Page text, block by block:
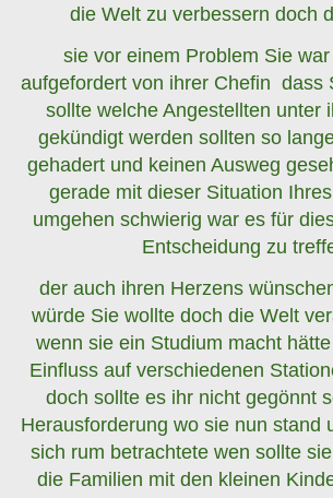
die Welt zu verbessern doch
sie vor einem Problem Sie war
aufgefordert von ihrer Chefin dass
sollte welche Angestellten unter
gekündigt werden sollten so
gehadert und keinen Ausweg
gerade mit dieser Situation
umgehen schwierig war es für
Entscheidung zu
der auch ihren Herzens
würde Sie wollte doch die Welt
wenn sie ein Studium macht
Einfluss auf verschiedenen
doch sollte es ihr nicht gegönnt
Herausforderung wo sie nun stand
sich rum betrachtete wen sollte
die Familien mit den kleinen